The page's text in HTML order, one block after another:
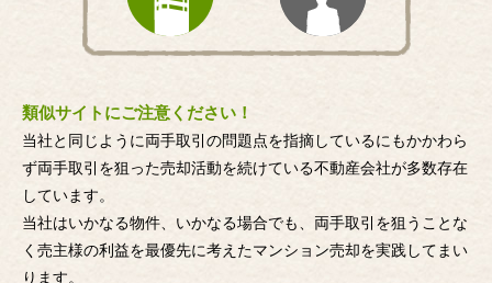
類似サイトにご注意ください！
当社と同じように両手取引の問題点を指摘しているにもかかわら
ず両手取引を狙った売却活動を続けている不動産会社が多数存在
しています。
当社はいかなる物件、いかなる場合でも、両手取引を狙うことな
く売主様の利益を最優先に考えたマンション売却を実践してまい
ります。